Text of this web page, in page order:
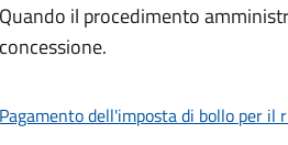
Quando il procedimento
concessione.
Pagamento dell'imposta di bollo per